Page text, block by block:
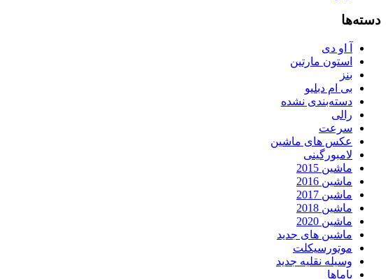
دسته‌ها
آ او دی
استون مارتین
بنز
بی ام دبلیو
دسته‌بندی نشده
رالی
سرعت
عکس های ماشین
لامبورگینی
ماشین 2015
ماشین 2016
ماشین 2017
ماشین 2018
ماشین 2020
ماشین های جدید
موتورسیکلت
وسیله نقلیه جدید
یاماها